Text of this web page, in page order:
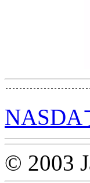
© 2003